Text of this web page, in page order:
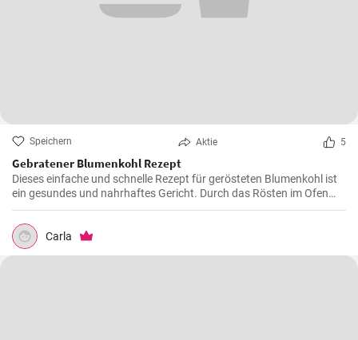
Speichern Aktie 5
Gebratener Blumenkohl Rezept
Dieses einfache und schnelle Rezept für gerösteten Blumenkohl ist
ein gesundes und nahrhaftes Gericht. Durch das Rösten im Ofen
erhält der Blumenkohl einen wunderbar süßen und nussigen
Geschmack. Servieren Sie ihn als Beilage oder als Hauptgericht.
Carla